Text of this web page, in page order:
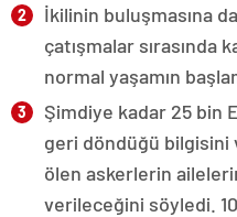
İkilinin buluşmasına
çatışmalar sırasında
normal yaşamın
Şimdiye kadar 25 bin
geri döndüğü
ölen askerlerin
verileceğini söyledi.